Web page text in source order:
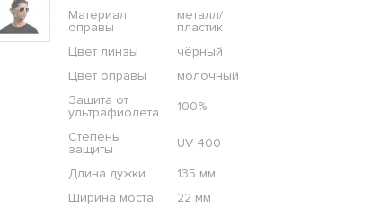
Материал
оправы
металл/
пластик
Цвет линзы
чёрный
Цвет оправы
молочный
Защита от
ультрафиолета
100%
Степень
защиты
UV 400
Длина дужки
135 мм
Ширина моста
22 мм